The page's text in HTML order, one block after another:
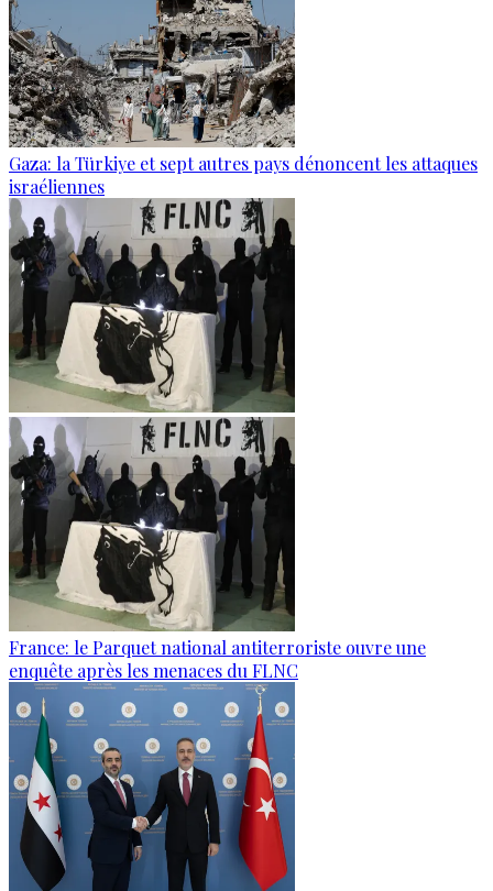
Gaza: la Türkiye et sept autres pays dénoncent les attaques
israéliennes
France: le Parquet national antiterroriste ouvre une
enquête après les menaces du FLNC